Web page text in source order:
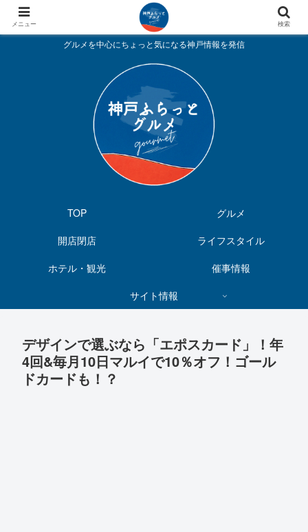
グルメを中心にちょっと気になる神戸情報を発信
TOP
グルメ
開店閉店
ライフスタイル
ホテル・観光
催事情報
サイト情報
デザインで選ぶなら「エポスカード」！年
4回&毎月10日マルイで10％オフ！ゴール
ドカードも！？
メニュー 検索